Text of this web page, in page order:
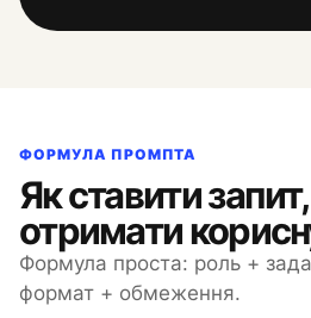
ФОРМУЛА ПРОМПТА
Як ставити
отримати
Формула проста: роль +
формат + обмеження.